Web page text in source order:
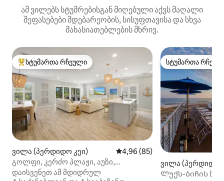
ამ ვილებს სტუმრებისგან მიღებული აქვს მაღალი
შეფასებები მდებარეობის, სისუფთავისა და სხვა
მახასიათებლების მხრივ.
სტუმართა რჩეული მოწინავე ვარიანტი
სტუმართა რჩეული
ვილა (პერდიდო კეი) საშუალო შეფასებაა 5‑დან
4,96 (85)
გოლფი, კერძო პლაჟი, აუზი,
პიკლბოლი და მაჯი
დაისვენეთ ამ მდიდრულ
სტუმართა
სტუმართა
ვილა (პერდიდო
Ლუქს-ბიჩის